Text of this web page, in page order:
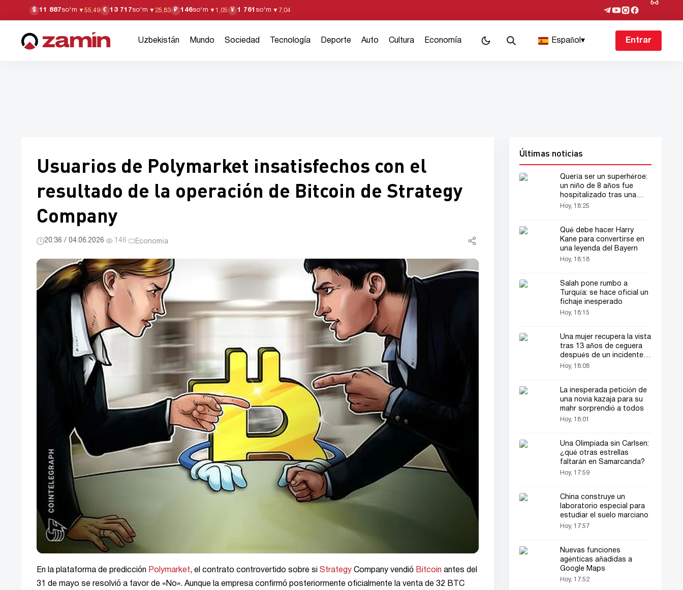
$ 11 887so'm ▼55,49 € 13 717so'm ▼ 25,83 ₽ 146so'm ▼1,05 ¥ 1 761 so'm ▼ 7,04
Uzbekistán Mundo Sociedad Tecnología Deporte Auto Cultura Economía Español▾ Entrar
Usuarios de Polymarket insatisfechos con el
resultado de la operación de Bitcoin de Strategy
Company
20:36 / 04.06.2026· 146· Economía
En la plataforma de predicción Polymarket, el contrato controvertido sobre si Strategy Company vendió Bitcoin antes del
31 de mayo se resolvió a favor de «No». Aunque la empresa confirmó posteriormente oficialmente la venta de 32 BTC
Últimas noticias
Quería ser un superhéroe:
un niño de 8 años fue
hospitalizado tras una
picadura de araña
Hoy, 18:25
Qué debe hacer Harry
Kane para convertirse en
una leyenda del Bayern
Hoy, 18:18
Salah pone rumbo a
Turquía: se hace oficial un
fichaje inesperado
Hoy, 18:15
Una mujer recupera la vista
tras 13 años de ceguera
después de un incidente
inesperado
Hoy, 18:08
La inesperada petición de
una novia kazaja para su
mahr sorprendió a todos
Hoy, 18:01
Una Olimpiada sin Carlsen:
¿qué otras estrellas
faltarán en Samarcanda?
Hoy, 17:59
China construye un
laboratorio especial para
estudiar el suelo marciano
Hoy, 17:57
Nuevas funciones
agénticas añadidas a
Google Maps
Hoy, 17:52